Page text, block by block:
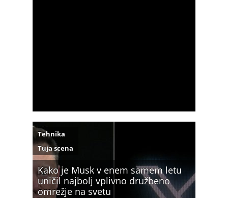
Kako je Musk v enem samem letu
uničil najbolj vplivno družbeno
omrežje na svetu
Tehnika
Tuja scena